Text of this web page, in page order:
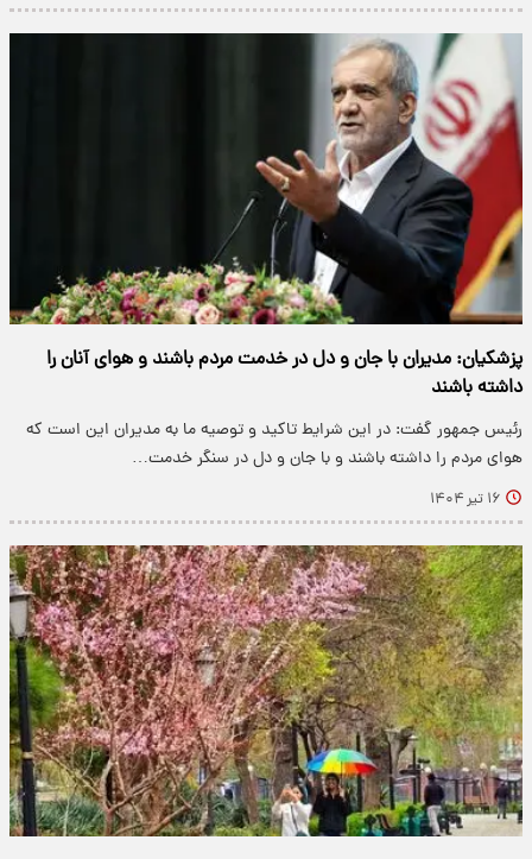
پزشکیان: مدیران با جان و دل در خدمت مردم باشند و هوای آنان را
داشته باشند
رئیس جمهور گفت: در این شرایط تاکید و توصیه ما به مدیران این است که
هوای مردم را داشته باشند و با جان و دل در سنگر خدمت…
۱۶ تیر ۱۴۰۴